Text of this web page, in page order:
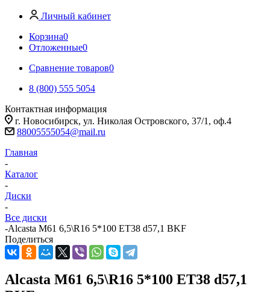
Личный кабинет
Корзина0
Отложенные0
Сравнение товаров0
8 (800) 555 5054
Контактная информация
г. Новосибирск, ул. Николая Островского, 37/1, оф.4
88005555054@mail.ru
Главная
-
Каталог
-
Диски
-
Все диски
-Alcasta M61 6,5\R16 5*100 ET38 d57,1 BKF
Поделиться
Alcasta M61 6,5\R16 5*100 ET38 d57,1